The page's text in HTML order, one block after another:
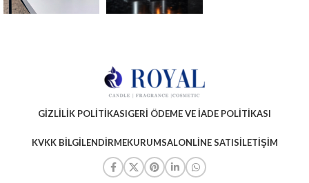
GIZLILIK POLITIKASIGERI ÖDEME VE İADE POLITIKASI
KVKK BILGILENDIRMEKURUMSALONLINE SATISİLETIŞIM